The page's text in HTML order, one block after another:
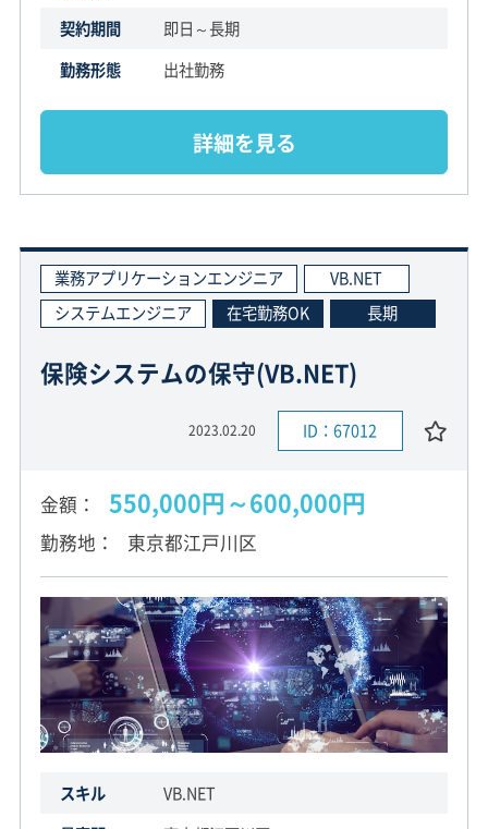
契約期間
即日～長期
勤務形態
出社勤務
詳細を見る
業務アプリケーションエンジニア
VB.NET
システムエンジニア
在宅勤務OK 長期
保険システムの保守(VB.NET)
2023.02.20 ID：67012
金額 550,000円～600,000円
勤務地 東京都江戸川区
スキル
VB.NET